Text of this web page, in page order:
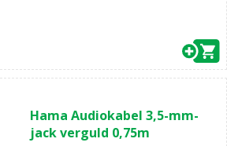
van
de
Hama Audiokabel 3,5-mm-
jack verguld 0,75m